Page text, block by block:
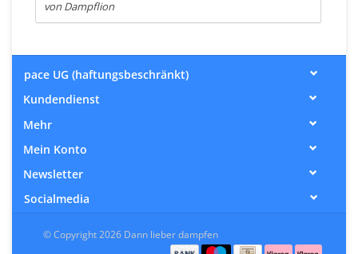
von Dampflion
pace UG (haftungsbeschränkt)
Kundendienst
Mehr
Mein Konto
Newsletter
Socialmedia
© Copyright 2026 Dann lieber dampfen